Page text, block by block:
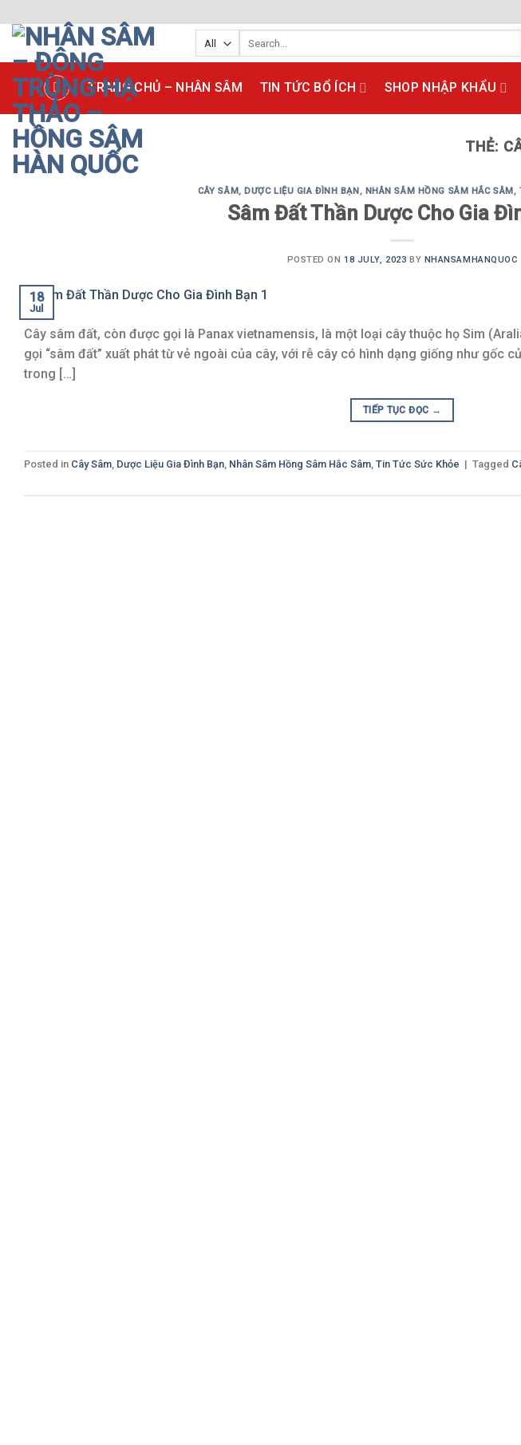
Skip
content
TRANG CHỦ – NHÂN SÂM TIN TỨC BỔ ÍCH SHOP NHẬP KHẨU
THẺ:
CÂY SÂM,DƯỢC LIỆU GIA ĐÌNH BẠN, NHÂN SÂM HỒNG SÂM HẮC SÂM,
Sâm Đất Thần Dược Cho Gia
POSTED ON18 JULY, 2023 BY NHANSAMHANQUOC
18
Jul
Cây sâm đất, còn được gọi là Panax vietnamensis, là một loại cây thuộc họ Sim
gọi “sâm đất” xuất phát từ vẻ ngoài của cây, với rễ cây có hình dạng giống như gốc
trong […]
TIẾP TỤC ĐỌC →
Posted in Cây Sâm, Dược Liệu Gia Đình Bạn, Nhân Sâm Hồng Sâm Hắc Sâm, Tin Tức Sức Khỏe | Tagged